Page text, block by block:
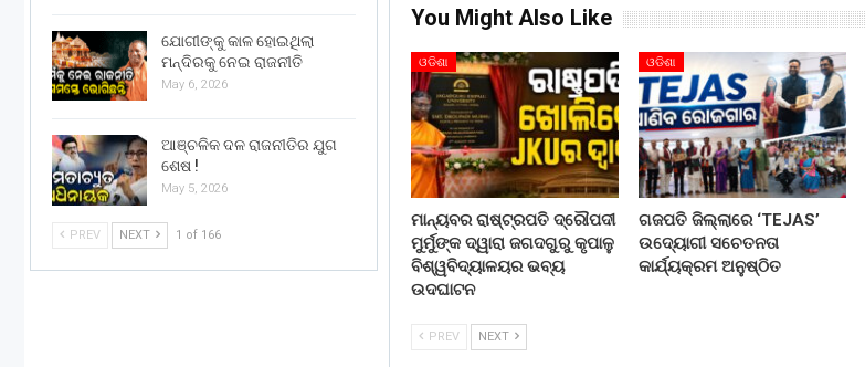
You Might Also Like
ଓଡିଶା
ମାନ୍ୟବର ରାଷ୍ଟ୍ରପତି ଦ୍ରୌପଦୀ
ମୁର୍ମୁଙ୍କ ଦ୍ୱାରା ଜଗଦଗୁରୁ କୃପାଳୁ
ବିଶ୍ୱବିଦ୍ୟାଳୟର ଭବ୍ୟ
ଉଦଘାଟନ
ଓଡିଶା
ଗଜପତି ଜିଲ୍ଲାରେ ‘TEJAS’
ଉଦ୍ୟୋଗୀ ସଚେତନତା
କାର୍ଯ୍ୟକ୍ରମ ଅନୁଷ୍ଠିତ
PREV NEXT
ଯୋଗୀଙ୍କୁ କାଳ ହୋଇଥିଲା
ମନ୍ଦିରକୁ ନେଇ ରାଜନୀତି
May 6, 2026
ଆଞ୍ଚଳିକ ଦଳ ରାଜନୀତିର ଯୁଗ
ଶେଷ !
May 5, 2026
PREV NEXT 1 of 166